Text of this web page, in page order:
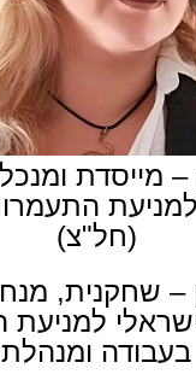
– מייסדת
(חל"צ)
– שחקנית,
בעבודה ומנהלת